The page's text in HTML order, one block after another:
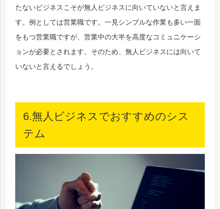
たないビジネスこそが無人ビジネスに向いていないと言えま
す。例としては営業職です。一見シンプルな作業も多い一面
をもつ営業職ですが、営業中の大半を高度なコミュニケーシ
ョンが必要とされます。そのため、無人ビジネスには向いて
いないと言えるでしょう。
6.無人ビジネスでおすすめのシス
テム